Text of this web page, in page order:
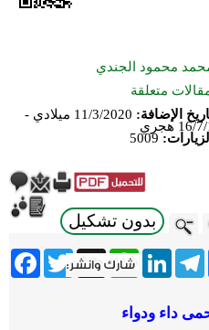
محمود الجندي
متعلقة
الإضافة:
11/3/2020 ميلادي -
هجري
الزيارات: 5009
بدون تشكيل
Twitter X
WhatsApp
LinkedInTelegram
داء ودواء